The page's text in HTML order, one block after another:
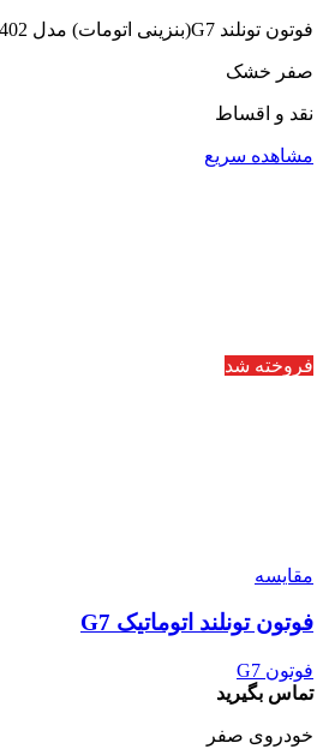
فوتون تونلند G7(بنزینی اتومات) مدل 1402 نقره ای
صفر خشک
نقد و اقساط
مشاهده سریع
فروخته شد
مقایسه
فوتون تونلند اتوماتیک G7
فوتون G7
تماس بگیرید
خودروی صفر